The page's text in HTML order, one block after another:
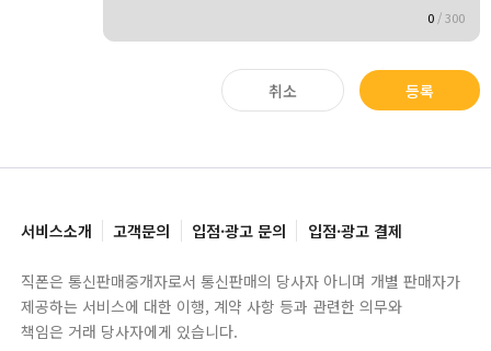
0 /300
취소 등록
서비스소개 고객문의 입점·광고 문의 입점·광고 결제
직폰은 통신판매중개자로서 통신판매의 당사자 아니며 개별 판매자가
제공하는 서비스에 대한 이행, 계약 사항 등과 관련한 의무와
책임은 거래 당사자에게 있습니다.